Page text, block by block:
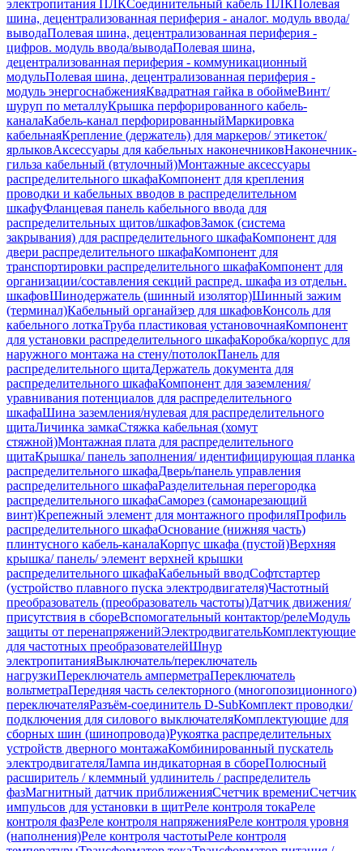
электропитания ПЛКСоединительный кабель ПЛКПолевая
шина, децентрализованная периферия - аналог. модуль ввода/
выводаПолевая шина, децентрализованная периферия -
цифров. модуль ввода/выводаПолевая шина,
децентрализованная периферия - коммуникационный
модульПолевая шина, децентрализованная периферия -
модуль энергоснабженияКвадратная гайка в обоймеВинт/
шуруп по металлуКрышка перфорированного кабель-
каналаКабель-канал перфорированныйМаркировка
кабельнаяКрепление (держатель) для маркеров/ этикеток/
ярлыковАксессуары для кабельных наконечниковНаконечник-
гильза кабельный (втулочный)Монтажные аксессуары
распределительного шкафаКомпонент для крепления
проводки и кабельных вводов в распределительном
шкафуФланцевая панель кабельного ввода для
распределительных щитов/шкафовЗамок (система
закрывания) для распределительного шкафаКомпонент для
двери распределительного шкафаКомпонент для
транспортировки распределительного шкафаКомпонент для
организации/составления секций распред. шкафа из отдельн.
шкафовШинодержатель (шинный изолятор)Шинный зажим
(терминал)Кабельный органайзер для шкафовКонсоль для
кабельного лоткаТруба пластиковая установочнаяКомпонент
для установки распределительного шкафаКоробка/корпус для
наружного монтажа на стену/потолокПанель для
распределительного щитаДержатель документа для
распределительного шкафаКомпонент для заземления/
уравнивания потенциалов для распределительного
шкафаШина заземления/нулевая для распределительного
щитаЛичинка замкаСтяжка кабельная (хомут
стяжной)Монтажная плата для распределительного
щитаКрышка/ панель заполнения/ идентифицирующая планка
распределительного шкафаДверь/панель управления
распределительного шкафаРазделительная перегородка
распределительного шкафаСаморез (самонарезающий
винт)Крепежный элемент для монтажного профиляПрофиль
распределительного шкафаОснование (нижняя часть)
плинтусного кабель-каналаКорпус шкафа (пустой)Верхняя
крышка/ панель/ элемент верхней крышки
распределительного шкафаКабельный вводСофтстартер
(устройство плавного пуска электродвигателя)Частотный
преобразователь (преобразователь частоты)Датчик движения/
присутствия в сбореВспомогательный контактор/релеМодуль
защиты от перенапряженийЭлектродвигательКомплектующие
для частотных преобразователейШнур
электропитанияВыключатель/переключатель
нагрузкиПереключатель амперметраПереключатель
вольтметраПередняя часть селекторного (многопозиционного)
переключателяРазъём-соединитель D-SubКомплект проводки/
подключения для силового выключателяКомплектующие для
сборных шин (шинопровода)Рукоятка распределительных
устройств дверного монтажаКомбинированный пускатель
электродвигателяЛампа индикаторная в сбореПолюсный
расширитель / клеммный удлинитель / распределитель
фазМагнитный датчик приближенияСчетчик времениСчетчик
импульсов для установки в щитРеле контроля токаРеле
контроля фазРеле контроля напряженияРеле контроля уровня
(наполнения)Реле контроля частотыРеле контроля